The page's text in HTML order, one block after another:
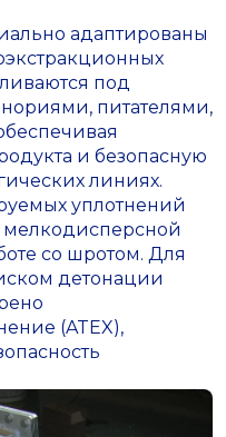
адаптированы
под
питателями,
и безопасную
линиях.
уплотнений
мелкодисперсной
со шротом. Для
детонации
(ATEX),